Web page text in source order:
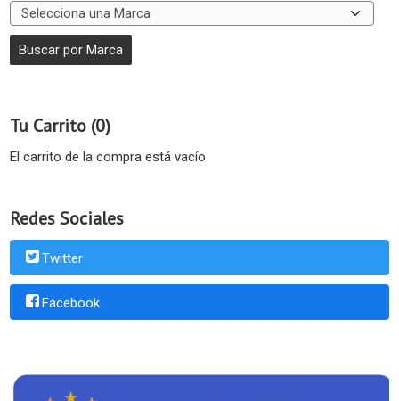
Tu Carrito (0)
El carrito de la compra está vacío
Redes Sociales
Twitter
Facebook